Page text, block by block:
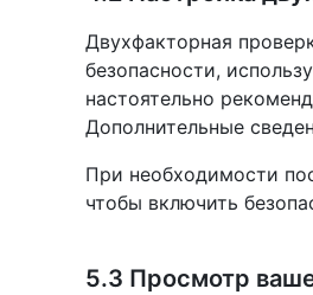
Двухфакторная
безопасности,
настоятельно
Дополнительные
При необходимости
чтобы включить
5.3 Просмотр